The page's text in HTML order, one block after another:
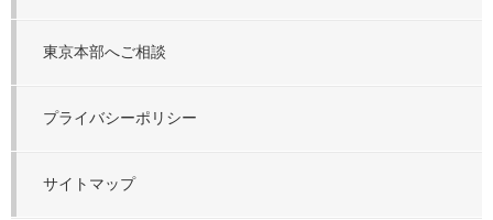
東京本部へご相談
プライバシーポリシー
サイトマップ